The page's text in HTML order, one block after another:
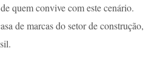
quem convive com este cenário.
de marcas do setor de construção,